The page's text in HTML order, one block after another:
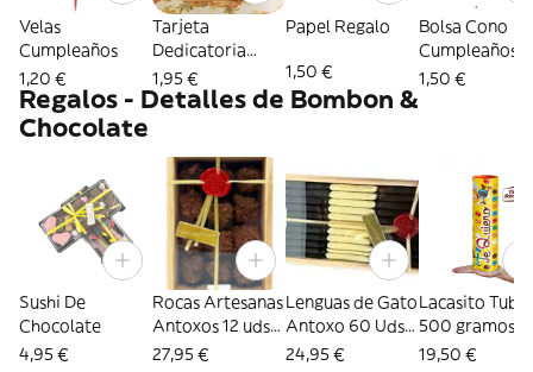
Velas
Cumpleaños
1,20 €
Tarjeta
Dedicatoria
Neutra para
Regalo
1,95 €
Papel Regalo
1,50 €
Bolsa Cono
Cumpleaños
1,50 €
Regalos - Detalles de Bombon &
Chocolate
Sushi De
Chocolate
4,95 €
Rocas Artesanas
Antoxos 12 uds
(en caja de
27,95 €
Lenguas de Gato
Antoxo 60 Uds
(caja madera)
24,95 €
Lacasito Tubo
500 gramos
19,50 €